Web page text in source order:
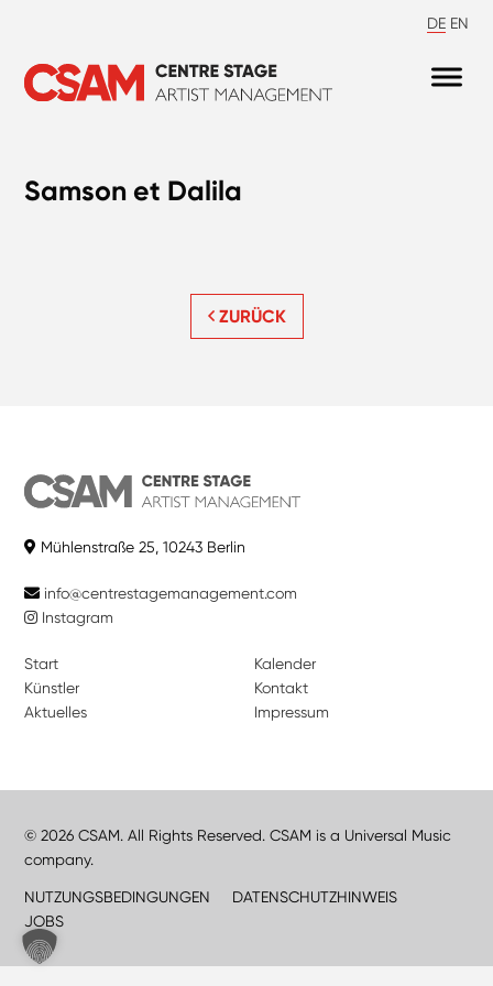
DE EN
Samson et Dalila
ZURÜCK
Mühlenstraße 25, 10243 Berlin
info@centrestagemanagement.com
Instagram
Start
Künstler
Aktuelles
Kalender
Kontakt
Impressum
© 2026 CSAM. All Rights Reserved. CSAM is a Universal Music
company.
NUTZUNGSBEDINGUNGEN
DATENSCHUTZHINWEIS
JOBS